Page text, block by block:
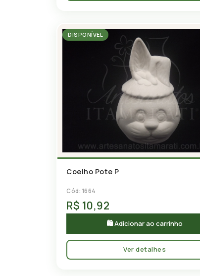
DISPONÍVEL
Coelho Pote P
Cód: 1664
R$ 10,92
🛍 Adicionar ao carrinho
Ver detalhes